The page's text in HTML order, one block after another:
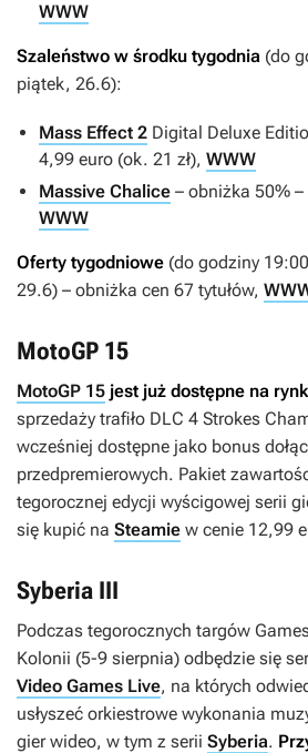
WWW
Szaleństwo w środku tygodnia (do
piątek, 26.6):
Mass Effect 2 Digital Deluxe
4,99 euro (ok. 21 zł), WWW
Massive Chalice – obniżka 50% –
WWW
Oferty tygodniowe (do godziny
29.6) – obniżka cen 67 tytułów,
MotoGP 15
MotoGP 15 jest już dostępne na
sprzedaży trafiło DLC 4 Strokes
wcześniej dostępne jako bonus
przedpremierowych. Pakiet
tegorocznej edycji wyścigowej serii
się kupić na Steamie w cenie 12,99
Syberia III
Podczas tegorocznych targów
Kolonii (5-9 sierpnia) odbędzie się
Video Games Live, na których
usłyszeć orkiestrowe wykonania
gier wideo, w tym z serii Syberia.